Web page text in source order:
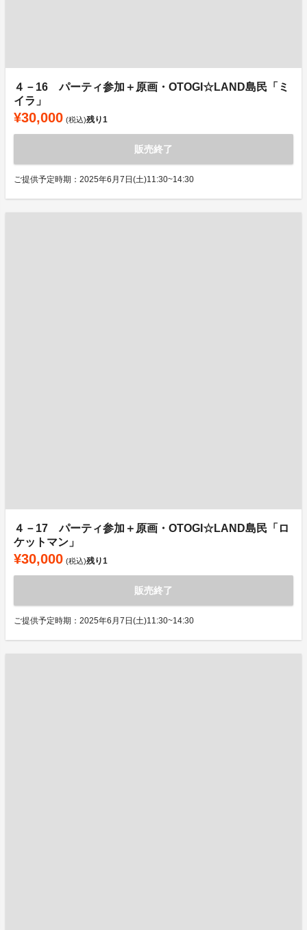
４－16 パーティ参加＋原画・OTOGI☆LAND島民「ミ
イラ」
¥30,000 (税込)残り1
販売終了
ご提供予定時期：2025年6月7日(土)11:30~14:30
４－17 パーティ参加＋原画・OTOGI☆LAND島民「ロ
ケットマン」
¥30,000 (税込)残り1
販売終了
ご提供予定時期：2025年6月7日(土)11:30~14:30